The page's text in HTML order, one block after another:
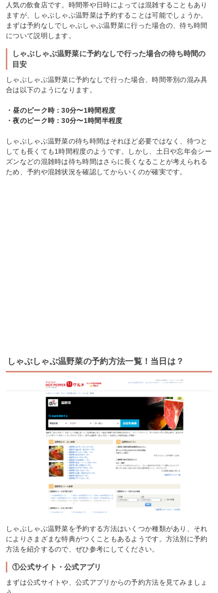
人気の飲食店です。時間帯や日時によっては混雑することもあり
ますが、しゃぶしゃぶ温野菜は予約することは可能でしょうか。
まずは予約なしでしゃぶしゃぶ温野菜に行った場合の、待ち時間
について説明します。
しゃぶしゃぶ温野菜に予約なしで行った場合の待ち時間の
目安
しゃぶしゃぶ温野菜に予約なしで行った場合、時間帯別の混み具
合は以下のようになります。
・昼のピーク時：30分〜1時間程度
・夜のピーク時：30分〜1時間半程度
しゃぶしゃぶ温野菜の待ち時間はそれほど必要ではなく、待つと
しても長くても1時間程度のようです。しかし、土日や忘年会シー
ズンなどの混雑時は待ち時間はさらに長くなることが考えられる
ため、予約や混雑状況を確認してからいくのが確実です。
しゃぶしゃぶ温野菜の予約方法一覧！当日は？
しゃぶしゃぶ温野菜を予約する方法はいくつか種類があり、それ
によりさまざまな特典がつくこともあるようです。方法別に予約
方法を紹介するので、ぜひ参考にしてください。
①公式サイト・公式アプリ
まずは公式サイトや、公式アプリからの予約方法を見てみましょ